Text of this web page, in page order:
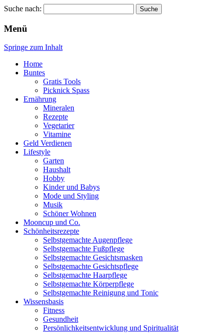
Pinkies
Suche nach:
Menü
Springe zum Inhalt
Home
Buntes
Gratis Tools
Picknick Spass
Ernährung
Mineralen
Rezepte
Vegetarier
Vitamine
Geld Verdienen
Lifestyle
Garten
Haushalt
Hobby
Kinder und Babys
Mode und Styling
Musik
Schöner Wohnen
Mooncup und Co.
Schönheitsrezepte
Selbstgemachte Augenpflege
Selbstgemachte Fußpflege
Selbstgemachte Gesichtsmasken
Selbstgemachte Gesichtspflege
Selbstgemachte Haarpflege
Selbstgemachte Körperpflege
Selbstgemachte Reinigung und Tonic
Wissensbasis
Fitness
Gesundheit
Persönlichkeitsentwicklung und Spiritualität